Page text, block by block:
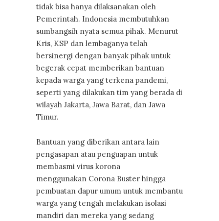
tidak bisa hanya dilaksanakan oleh
Pemerintah. Indonesia membutuhkan
sumbangsih nyata semua pihak. Menurut
Kris, KSP dan lembaganya telah
bersinergi dengan banyak pihak untuk
begerak cepat memberikan bantuan
kepada warga yang terkena pandemi,
seperti yang dilakukan tim yang berada di
wilayah Jakarta, Jawa Barat, dan Jawa
Timur.
Bantuan yang diberikan antara lain
pengasapan atau penguapan untuk
membasmi virus korona
menggunakan Corona Buster hingga
pembuatan dapur umum untuk membantu
warga yang tengah melakukan isolasi
mandiri dan mereka yang sedang